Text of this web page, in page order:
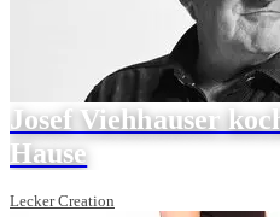
Josef Viehhauser
Hause
Lecker Creation